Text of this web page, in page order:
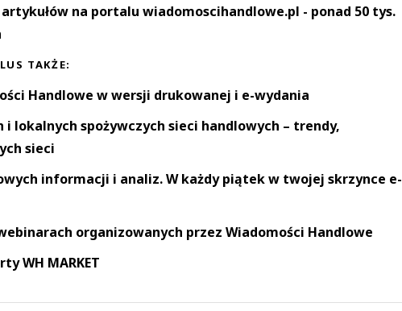
na portalu wiadomoscihandlowe.pl - ponad 50 tys.
TAKŻE:
Handlowe w wersji drukowanej i e-wydania
i lokalnych spożywczych sieci handlowych – trendy,
sieci
informacji i analiz. W każdy piątek w twojej skrzynce e-
organizowanych przez Wiadomości Handlowe
WH MARKET